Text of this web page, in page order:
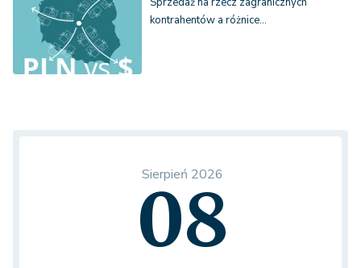
kontrahentów a różnice…
Sierpień 2026
08